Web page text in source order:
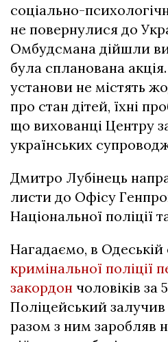
соціально-
не повернулися до
Омбудсмана дійшли
була спланована
установи не містять
про стан дітей, їхні
що вихованці Центру
українських
Дмитро Лубінець
листи до Офісу
Національної поліції
Нагадаємо, в Одеській
кримінальної поліції
закордон чоловіків за
Поліцейський
разом з ним заробляв